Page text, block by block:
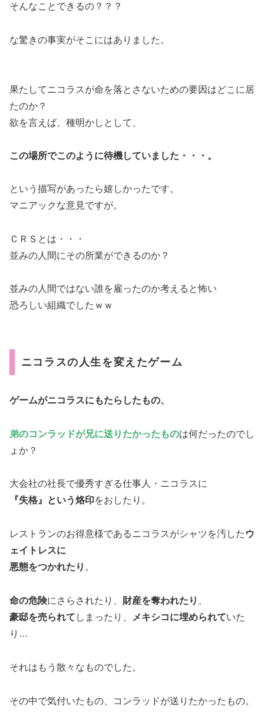
そんなことできるの？？？
な驚きの事実がそこにはありました。
果たしてニコラスが命を落とさないための要因はどこに居
たのか？
欲を言えば、種明かしとして、
この場所でこのように待機していました・・・。
という描写があったら嬉しかったです。
マニアックな意見ですが。
ＣＲＳとは・・・
並みの人間にその所業ができるのか？
並みの人間ではない誰を雇ったのか考えると怖い
恐ろしい組織でしたｗｗ
ニコラスの人生を変えたゲーム
ゲームがニコラスにもたらしたもの、
弟のコンラッドが兄に送りたかったものは何だったのでし
ょか？
大会社の社長で優秀すぎる仕事人・ニコラスに
『失格』という烙印をおしたり。
レストランのお得意様であるニコラスがシャツを汚した ウ
ェイトレスに
悪態をつかれたり 。
命の危険にさらされたり、 財産を奪われたり
豪邸を売られて しまったり、 メキシコに埋められていた
り…
それはもう散々なものでした。
その中で気付いたもの、コンラッドが送りたかったもの。